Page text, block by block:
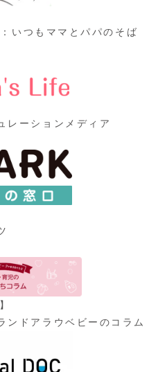
いつもママとパパのそば
レーションメディア
】
ンドアラウベビーのコラム